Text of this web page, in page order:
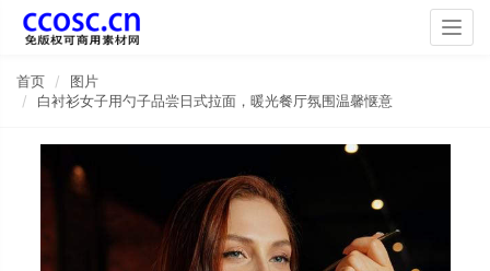
首页
图片
白衬衫女子用勺子品尝日式拉面，暖光餐厅氛围温馨惬意